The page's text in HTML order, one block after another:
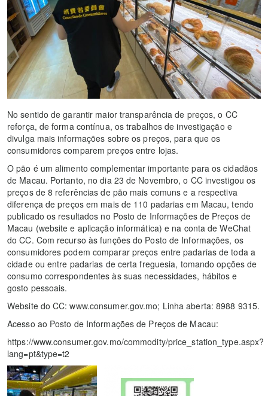
No sentido de garantir maior transparência de preços, o CC
reforça, de forma contínua, os trabalhos de investigação e
divulga mais informações sobre os preços, para que os
consumidores comparem preços entre lojas.
O pão é um alimento complementar importante para os cidadãos
de Macau. Portanto, no dia 23 de Novembro, o CC investigou os
preços de 8 referências de pão mais comuns e a respectiva
diferença de preços em mais de 110 padarias em Macau, tendo
publicado os resultados no Posto de Informações de Preços de
Macau (website e aplicação informática) e na conta de WeChat
do CC. Com recurso às funções do Posto de Informações, os
consumidores podem comparar preços entre padarias de toda a
cidade ou entre padarias de certa freguesia, tomando opções de
consumo correspondentes às suas necessidades, hábitos e
gosto pessoais.
Website do CC: www.consumer.gov.mo; Linha aberta: 8988 9315.
Acesso ao Posto de Informações de Preços de Macau:
https://www.consumer.gov.mo/commodity/price_station_type.aspx?
lang=pt&type=t2